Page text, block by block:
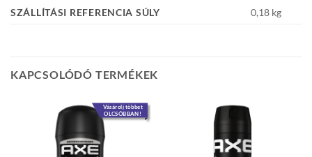
SZÁLLÍTÁSI REFERENCIA SÚLY 0,18 kg
KAPCSOLÓDÓ TERMÉKEK
Vásárolj többet
OLCSÓBBAN!